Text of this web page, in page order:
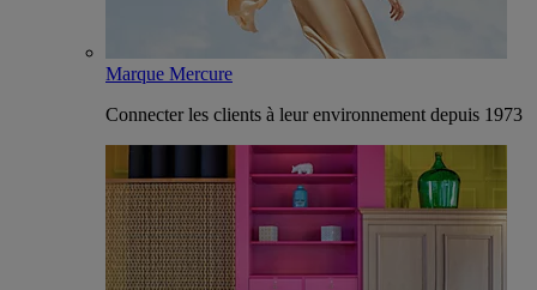
Marque Mercure
Connecter les clients à leur environnement depuis 1973